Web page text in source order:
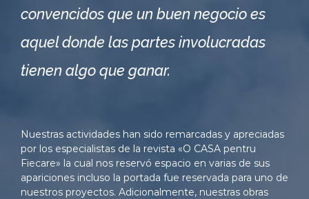
convencidos que un buen negocio es
aquel donde las partes involucradas
tienen algo que ganar.
Nuestras actividades han sido remarcadas y apreciadas
por los especialistas de la revista «O CASA pentru
Fiecare» la cual nos reservó espacio en varias de sus
apariciones incluso la portada fue reservada para uno de
nuestros proyectos. Adicionalmente, nuestras obras